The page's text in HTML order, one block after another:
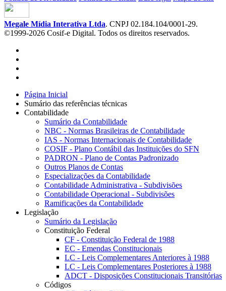
Megale Mídia Interativa Ltda. CNPJ 02.184.104/0001-29.
©1999-2026 Cosif-e Digital. Todos os direitos reservados.
Página Inicial
Sumário das referências técnicas
Contabilidade
Sumário da Contabilidade
NBC - Normas Brasileiras de Contabilidade
IAS - Normas Internacionais de Contabilidade
COSIF - Plano Contábil das Instituições do SFN
PADRON - Plano de Contas Padronizado
Outros Planos de Contas
Especializações da Contabilidade
Contabilidade Administrativa - Subdivisões
Contabilidade Operacional - Subdivisões
Ramificações da Contabilidade
Legislação
Sumário da Legislação
Constituição Federal
CF - Constituição Federal de 1988
EC - Emendas Constitucionais
LC - Leis Complementares Anteriores à 1988
LC - Leis Complementares Posteriores à 1988
ADCT - Disposições Constitucionais Transitórias
Códigos